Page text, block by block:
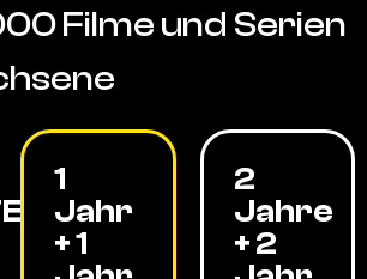
Filme und Serien
1
Jahr
+ 1
2
Jahre
+ 2